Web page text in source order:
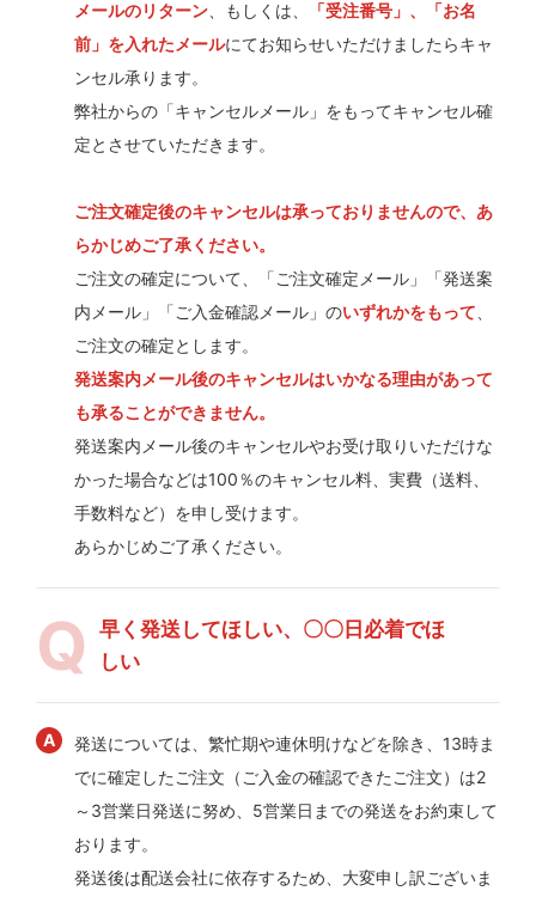
メールのリターン 、もしくは、
「受注番号」、「お名
前」を入れたメールにてお知らせいただけましたらキャ
ンセル承ります。
弊社からの「キャンセルメール」をもってキャンセル確
定とさせていただきます。
ご注文確定後のキャンセルは承っておりませんので、あ
らかじめご了承ください。
ご注文の確定について、「ご注文確定メール」「発送案
内メール」「ご入金確認メール」のいずれかをもって
ご注文の確定とします。
発送案内メール後のキャンセルはいかなる理由があって
も承ることができません。
発送案内メール後のキャンセルやお受け取りいただけな
かった場合などは100％のキャンセル料、実費（送料、
手数料など）を申し受けます。
あらかじめご了承ください。
早く発送してほしい、〇〇日必着でほ
しい
発送については、繁忙期や連休明けなどを除き、13時ま
でに確定したご注文（ご入金の確認できたご注文）は2
～3営業日発送に努め、5営業日までの発送をお約束して
おります。
発送後は配送会社に依存するため、大変申し訳ございま